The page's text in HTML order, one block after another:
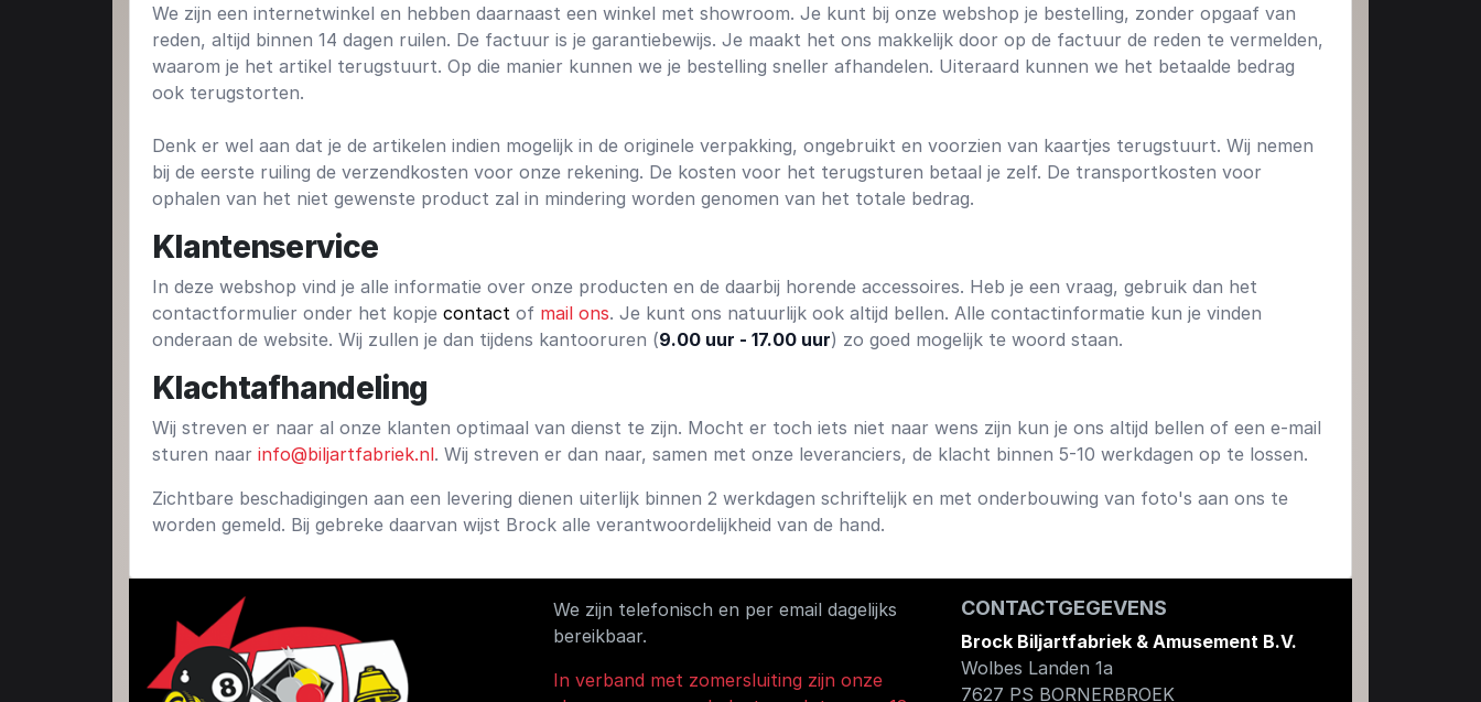
We zijn een internetwinkel en hebben daarnaast een winkel met showroom. Je kunt bij onze webshop je bestelling, zonder opgaaf van
reden, altijd binnen 14 dagen ruilen. De factuur is je garantiebewijs. Je maakt het ons makkelijk door op de factuur de reden te vermelden,
waarom je het artikel terugstuurt. Op die manier kunnen we je bestelling sneller afhandelen. Uiteraard kunnen we het betaalde bedrag
ook terugstorten.
Denk er wel aan dat je de artikelen indien mogelijk in de originele verpakking, ongebruikt en voorzien van kaartjes terugstuurt. Wij nemen
bij de eerste ruiling de verzendkosten voor onze rekening. De kosten voor het terugsturen betaal je zelf. De transportkosten voor
ophalen van het niet gewenste product zal in mindering worden genomen van het totale bedrag.
Klantenservice
In deze webshop vind je alle informatie over onze producten en de daarbij horende accessoires. Heb je een vraag, gebruik dan het
contactformulier onder het kopje contact of mail ons. Je kunt ons natuurlijk ook altijd bellen. Alle contactinformatie kun je vinden
onderaan de website. Wij zullen je dan tijdens kantooruren (9.00 uur - 17.00 uur) zo goed mogelijk te woord staan.
Klachtafhandeling
Wij streven er naar al onze klanten optimaal van dienst te zijn. Mocht er toch iets niet naar wens zijn kun je ons altijd bellen of een e-mail
sturen naar info@biljartfabriek.nl. Wij streven er dan naar, samen met onze leveranciers, de klacht binnen 5-10 werkdagen op te lossen.
Zichtbare beschadigingen aan een levering dienen uiterlijk binnen 2 werkdagen schriftelijk en met onderbouwing van foto's aan ons te
worden gemeld. Bij gebreke daarvan wijst Brock alle verantwoordelijkheid van de hand.
We zijn telefonisch en per email dagelijks
bereikbaar.
In verband met zomersluiting zijn onze
CONTACTGEGEVENS
Brock Biljartfabriek & Amusement B.V.
Wolbes Landen 1a
7627 PS BORNERBROEK